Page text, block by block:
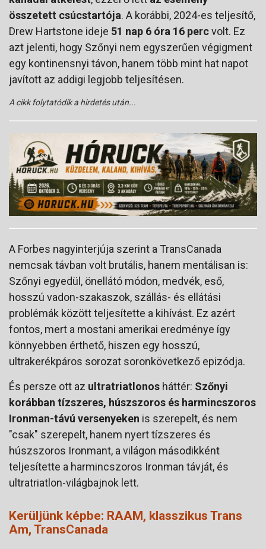
összetett csúcstartója. A korábbi, 2024-es teljesítő,
Drew Hartstone ideje 51 nap 6 óra 16 percvolt. Ez
azt jelenti, hogy Szőnyi nem egyszerűen végigment
egy kontinensnyi távon, hanem több mint hat napot
javított az addigi legjobb teljesítésen.
A cikk folytatódik a hirdetés után...
A Forbes nagyinterjúja szerint a TransCanada
nemcsak távban volt brutális, hanem mentálisan is:
Szőnyi egyedül, önellátó módon, medvék, eső,
hosszú vadon-szakaszok, szállás- és ellátási
problémák között teljesítette a kihívást. Ez azért
fontos, mert a mostani amerikai eredménye így
könnyebben érthető, hiszen egy hosszú,
ultrakerékpáros sorozat soronkövetkező epizódja.
És persze ott az ultratriatlonos háttér: Szőnyi
korábban tízszeres, húszszoros és harmincszoros
Ironman-távú versenyeken is szerepelt, és nem
"csak" szerepelt, hanem nyert tízszeres és
húszszoros Ironmant, a világon másodikként
teljesítette a harmincszoros Ironman távját, és
ultratriatlon-világbajnok lett.
Kerüljünk képbe: RAAM, klasszikus Trans
Am, TransCanada